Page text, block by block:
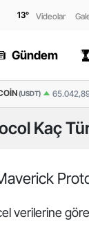
13° Videolar
Gündem
(USDT)
Kaç
verilerine